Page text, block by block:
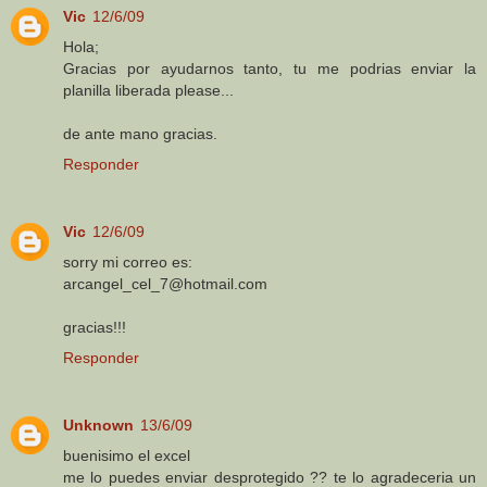
Vic 12/6/09
Hola;
Gracias por ayudarnos tanto, tu me podrias enviar la
planilla liberada please...
de ante mano gracias.
Responder
Vic 12/6/09
sorry mi correo es:
arcangel_cel_7@hotmail.com
gracias!!!
Responder
Unknown 13/6/09
buenisimo el excel
me lo puedes enviar desprotegido ?? te lo agradeceria un